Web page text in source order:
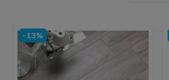
-13%